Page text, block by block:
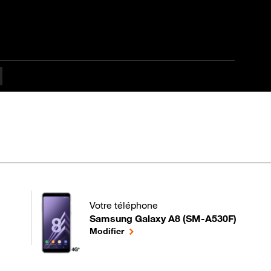
difficulté
Votre téléphone
Samsung Galaxy A8 (SM-A530F)
pour votre Samsung Galaxy A8 (SM-A530F)
Modifierle téléphone sélectionné